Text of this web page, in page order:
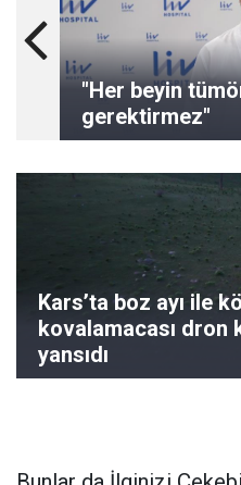
"Her beyin
gerektirmez"
Kars’ta boz ayı ile
kovalamacası dron
yansıdı